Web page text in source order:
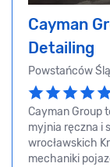
Cayman
Detailing
Powstańców
Cayman Group
myjnia ręczna i
wrocławskich
mechaniki